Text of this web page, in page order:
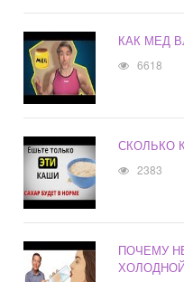
КАК МЕД
6618
СКОЛЬКО
2383
ПОЧЕМУ